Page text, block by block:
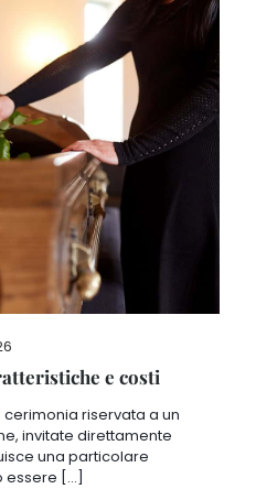
e costi
riservata a un
invitate direttamente
una particolare
essere […]